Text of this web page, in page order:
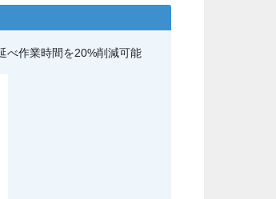
べ作業時間を20%削減可能